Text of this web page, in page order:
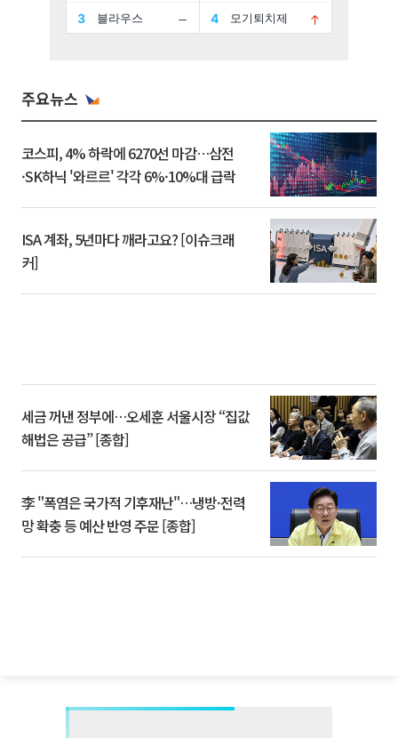
주요뉴스
코스피, 4% 하락에 6270선 마감…삼전
·SK하닉 '와르르' 각각 6%·10%대 급락
ISA 계좌, 5년마다 깨라고요? [이슈크래
커]
세금 꺼낸 정부에…오세훈 서울시장 “집값
해법은 공급” [종합]
李 "폭염은 국가적 기후재난"…냉방·전력
망 확충 등 예산 반영 주문 [종합]